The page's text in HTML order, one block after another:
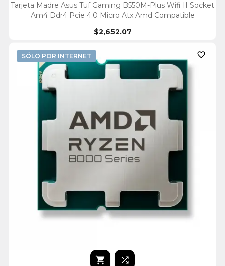
Tarjeta Madre Asus Tuf Gaming B550M-Plus Wifi II Socket
Am4 Ddr4 Pcie 4.0 Micro Atx Amd Compatible
$2,652.07
SÓLO POR INTERNET 
 